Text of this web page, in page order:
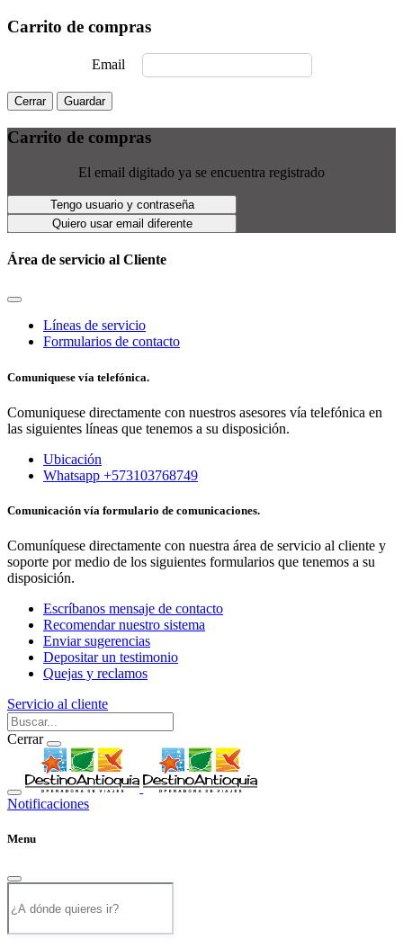
Carrito de compras
Email
Cerrar Guardar
Carrito de compras
El email digitado ya se encuentra registrado
Tengo usuario y contraseña
Quiero usar email diferente
Área de servicio al Cliente
Líneas de servicio
Formularios de contacto
Comuniquese vía telefónica.
Comuniquese directamente con nuestros asesores vía telefónica en
las siguientes líneas que tenemos a su disposición.
Ubicación
Whatsapp +573103768749
Comunicación vía formulario de comunicaciones.
Comuníquese directamente con nuestra área de servicio al cliente y
soporte por medio de los siguientes formularios que tenemos a su
disposición.
Escríbanos mensaje de contacto
Recomendar nuestro sistema
Enviar sugerencias
Depositar un testimonio
Quejas y reclamos
Servicio al cliente
Cerrar
Notificaciones
Menu